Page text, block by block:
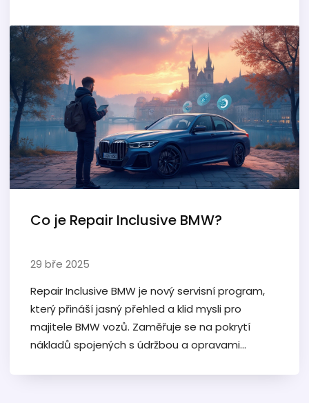
Co je Repair Inclusive BMW?
29 bře 2025
Repair Inclusive BMW je nový servisní program,
který přináší jasný přehled a klid mysli pro
majitele BMW vozů. Zaměřuje se na pokrytí
nákladů spojených s údržbou a opravami